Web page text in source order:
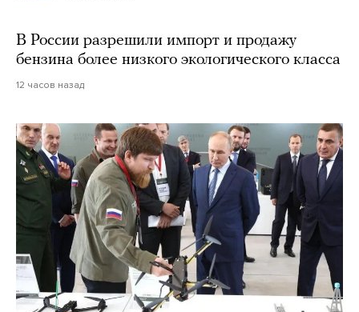
В России разрешили импорт и продажу
бензина более низкого экологического класса
12 часов назад